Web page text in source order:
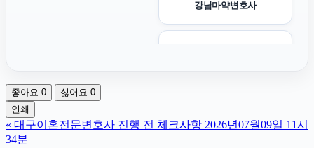
강남마약변호사
좋아요 0 싫어요 0
인쇄
« 대구이혼전문변호사 진행 전 체크사항 2026년07월09일 11시
34분